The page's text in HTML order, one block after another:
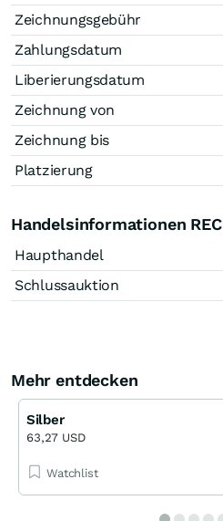
Zeichnungsgebühr
Zahlungsdatum
Liberierungsdatum
Zeichnung von
Zeichnung bis
Platzierung
Handelsinformationen REC
Haupthandel
Schlussauktion
Mehr entdecken
Silber
63,27 USD
Watchlist